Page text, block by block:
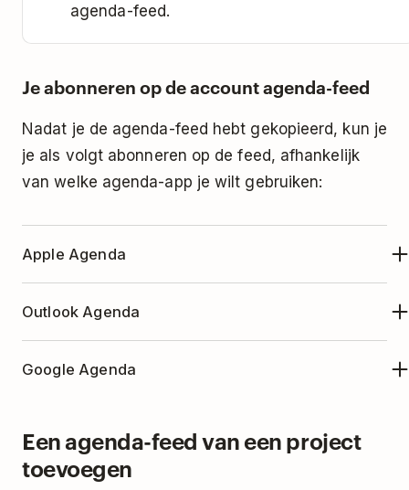
agenda-feed.
Je abonneren op de account agenda-feed
Nadat je de agenda-feed hebt gekopieerd, kun je
je als volgt abonneren op de feed, afhankelijk
van welke agenda-app je wilt gebruiken:
Apple Agenda
SelecteerNieuw agenda-abonnement...
Klik op
Outlook Agenda
Klik opAbonneren vanuit web
Google Agenda
Zoek desectie Andere agenda'saan de
linkerkant.
Een agenda-feed van een project
toevoegen